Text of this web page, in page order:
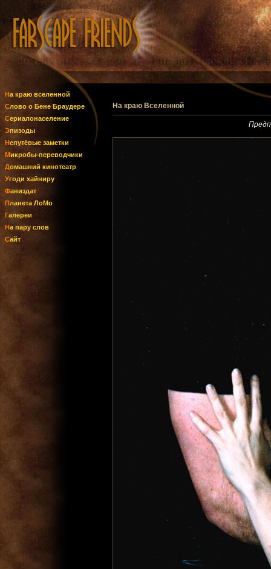
На краю вселенной
Слово о Бене Браудере
Сериалонаселение
Эпизоды
Непутёвые заметки
Микробы-переводчики
Домашний кинотеатр
Угоди хайниру
Фаниздат
Планета ЛоМо
Галереи
На пару слов
Сайт
На краю Вселенной